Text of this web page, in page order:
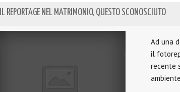
IL REPORTAGE NEL MATRIMONIO, QUESTO SCONOSCIUTO
Ad una
il
recente